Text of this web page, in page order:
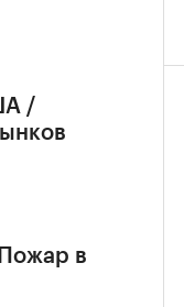
/
в